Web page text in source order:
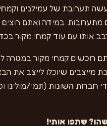
תערובת של עמילנים וקמחי
מתערובות. במידה ואתם
אותו עם עוד קמחי מקור
רוכשים קמחי מקור במטרה
מייצבים שיוכלו לייצב את
חברות השונות (תמי/מולינו
שתפו אותי!